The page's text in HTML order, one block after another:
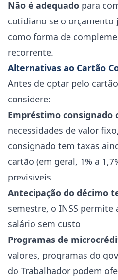
Não é adequado para
cotidiano se o orçamento
como forma de
recorrente.
Alternativas ao Cartão
Antes de optar pelo
considere:
Empréstimo consignado
necessidades de valor
consignado tem taxas
cartão (em geral, 1% a
previsíveis
Antecipação do décimo
semestre, o INSS permite
salário sem custo
Programas de
valores, programas do
do Trabalhador podem